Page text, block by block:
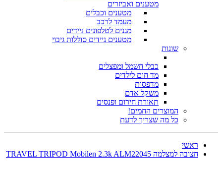
מטענים ואביזרים
מטענים וכבלים
מעמד לרכב
מגנים לטלפונים ניידים
מטענים ניידים סוללות גיבוי
שונות
כבלי חשמל ומפצלים
מד חום לילדים
מדפסות
משקל אדם
תאורת חירום ופנסים
המוצרים החמים!
כל מה שצריך לדעת
ראשי
חצובה למצלמה TRAVEL TRIPOD Mobilen 2.3k ALM22045